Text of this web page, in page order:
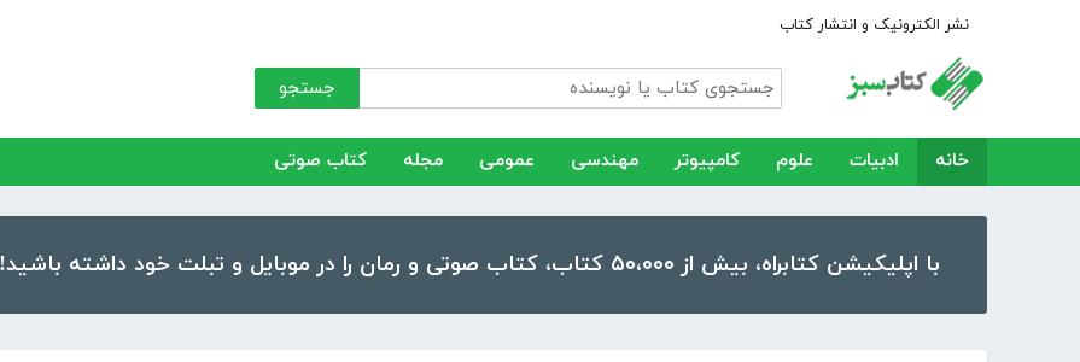
نشر الکترونیک و انتشار کتاب
جستجو
خانه ادبیات علوم کامپیوتر مهندسی عمومی مجله کتاب صوتی
با اپلیکیشن کتابراه، بیش از ۵۰،۰۰۰ کتاب، کتاب صوتی و رمان را در موبایل و تبلت خود داشته باشید!